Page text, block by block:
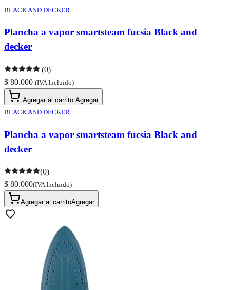
BLACK AND DECKER
Plancha a vapor smartsteam fucsia Black and
decker
(0)
$ 80.000 (IVA Incluido)
Agregar al carrito Agregar
BLACK AND DECKER
Plancha a vapor smartsteam fucsia Black and
decker
(0)
$ 80.000(IVA Incluido)
Agregar al carritoAgregar